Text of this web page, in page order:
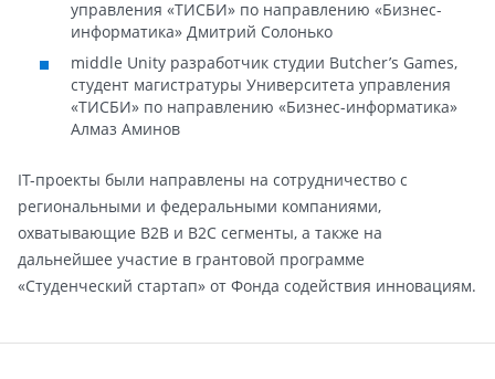
управления «ТИСБИ» по направлению «Бизнес-
информатика» Дмитрий Солонько
middle Unity разработчик студии Butcher’s Games,
студент магистратуры Университета управления
«ТИСБИ» по направлению «Бизнес-информатика»
Алмаз Аминов
IT-проекты были направлены на сотрудничество с
региональными и федеральными компаниями,
охватывающие B2B и B2C сегменты, а также на
дальнейшее участие в грантовой программе
«Студенческий стартап» от Фонда содействия инновациям.